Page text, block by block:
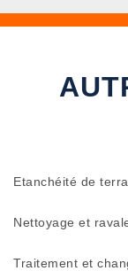
Etanchéité de
Nettoyage et
Traitement et